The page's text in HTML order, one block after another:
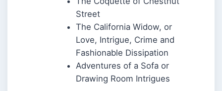
Street
The California Widow, or
Love, Intrigue, Crime and
Fashionable Dissipation
Adventures of a Sofa or
Drawing Room Intrigues